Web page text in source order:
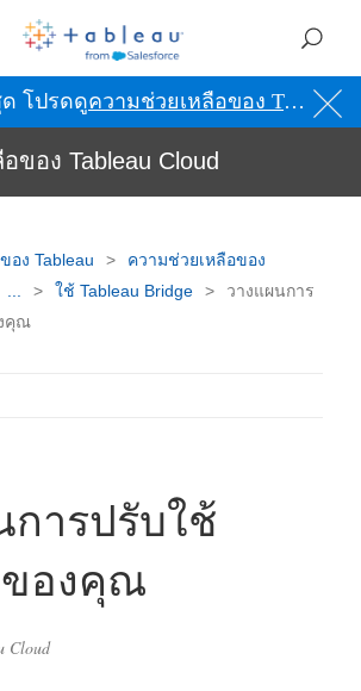
โปรดดูความช่วยเหลือของ Tableau เป็นภาษาอังกฤษ (สหรัฐอเมริกา)
ของ Tableau Cloud
อง Tableau
ความช่วยเหลือของ
ใช้ Tableau Bridge
วางแผนการ
คุณ
การปรับใช้
ของคุณ
Cloud